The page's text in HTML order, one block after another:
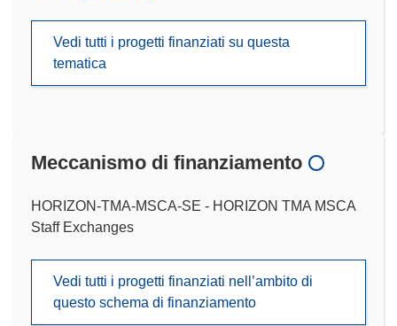
Vedi tutti i progetti finanziati su questa
tematica
Meccanismo di finanziamento
HORIZON-TMA-MSCA-SE - HORIZON TMA MSCA
Staff Exchanges
Vedi tutti i progetti finanziati nell’ambito di
questo schema di finanziamento